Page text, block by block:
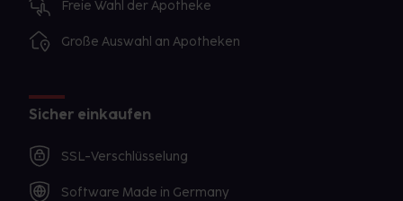
Freie Wahl der Apotheke
Große Auswahl an Apotheken
Sicher einkaufen
SSL-Verschlüsselung
Software Made in Germany